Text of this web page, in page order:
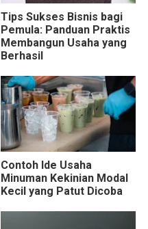
Tips Sukses Bisnis bagi
Pemula: Panduan Praktis
Membangun Usaha yang
Berhasil
Contoh Ide Usaha
Minuman Kekinian Modal
Kecil yang Patut Dicoba